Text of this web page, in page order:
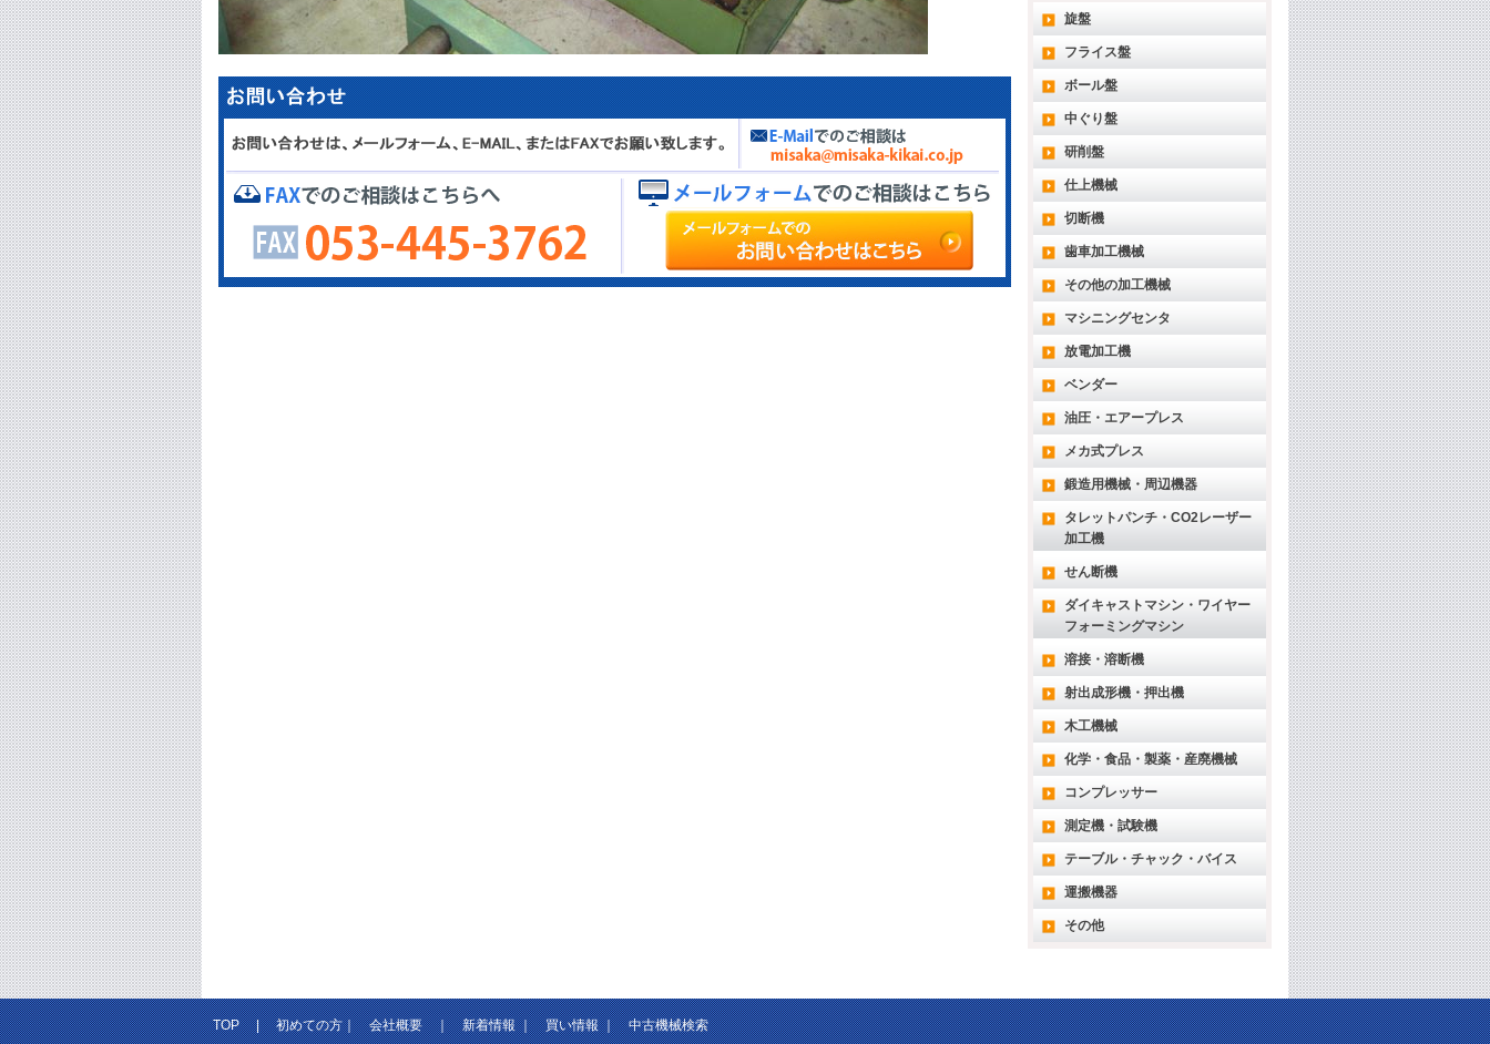
旋盤
フライス盤
ボール盤
中ぐり盤
研削盤
仕上機械
切断機
歯車加工機械
その他の加工機械
マシニングセンタ
放電加工機
ベンダー
油圧・エアープレス
メカ式プレス
鍛造用機械・周辺機器
タレットパンチ・CO2レーザー
加工機
せん断機
ダイキャストマシン・ワイヤー
フォーミングマシン
溶接・溶断機
射出成形機・押出機
木工機械
化学・食品・製薬・産廃機械
コンプレッサー
測定機・試験機
テーブル・チャック・バイス
運搬機器
その他
TOP|初めての方｜会社概要｜新着情報｜買い情報｜中古機械検索